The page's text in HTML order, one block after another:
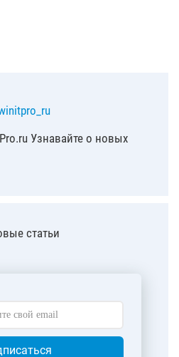
Узнавайте о новых
статьи